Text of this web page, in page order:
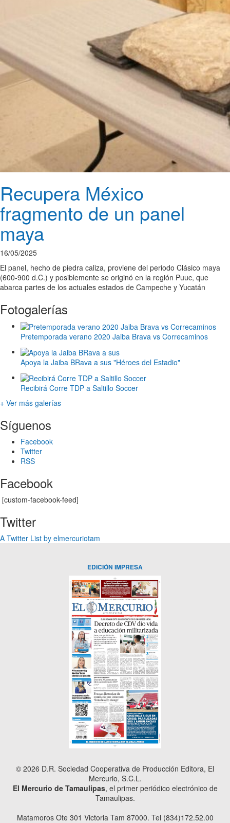
Recupera México
fragmento de un panel
maya
16/05/2025
El panel, hecho de piedra caliza, proviene del periodo Clásico maya
(600-900 d.C.) y posiblemente se originó en la región Puuc, que
abarca partes de los actuales estados de Campeche y Yucatán
Fotogalerías
Pretemporada verano 2020 Jaiba Brava vs Correcaminos
Apoya la Jaiba BRava a sus "Héroes del Estadio"
Recibirá Corre TDP a Saltillo Soccer
+ Ver más galerías
Síguenos
Facebook
Twitter
RSS
Facebook
[custom-facebook-feed]
Twitter
A Twitter List by elmercuriotam
EDICIÓN IMPRESA
© 2026 D.R. Sociedad Cooperativa de Producción Editora, El
Mercurio, S.C.L.
El Mercurio de Tamaulipas, el primer periódico electrónico de
Tamaulipas.
Matamoros Ote 301 Victoria Tam 87000. Tel (834)172.52.00